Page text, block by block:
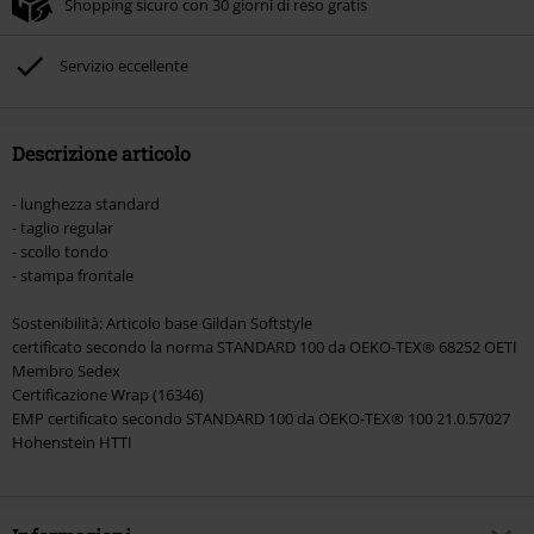
Non cumulabile con altre offerte Codici promozionali. Sono esclusi dalla
Rammstein, (Till) Lindemann, Böhse Onkelz, Broilers, Die Ärzte, Die Toten
Hosen, Metality, Funko Pop!, i Buoni Regalo e gli articoli che includono una
Shopping sicuro con 30 giorni di reso gratis
Servizio eccellente
Descrizione articolo
- lunghezza standard
- taglio regular
- scollo tondo
- stampa frontale
Sostenibilità: Articolo base Gildan Softstyle
certificato secondo la norma STANDARD 100 da OEKO-TEX® 68252 OETI
Membro Sedex
Certificazione Wrap (16346)
EMP certificato secondo STANDARD 100 da OEKO-TEX® 100 21.0.57027
Hohenstein HTTI